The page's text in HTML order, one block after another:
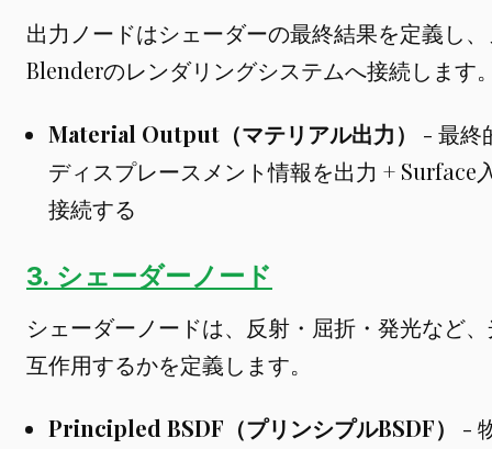
出力ノードはシェーダーの最終結果を定義し
Blenderのレンダリングシステムへ接続します
Material Output（マテリアル出力）
- 最終
ディスプレースメント情報を出力 + Surface
接続する
3. シェーダーノード
シェーダーノードは、反射・屈折・発光など
互作用するかを定義します。
Principled BSDF（プリンシプルBSDF）
-